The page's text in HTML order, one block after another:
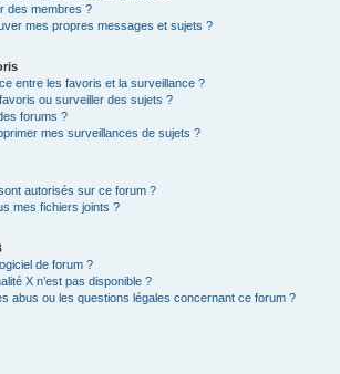
des membres ?
mes propres messages et sujets ?
entre les favoris et la surveillance ?
ou surveiller des sujets ?
forums ?
mes surveillances de sujets ?
autorisés sur ce forum ?
mes fichiers joints ?
de forum ?
X n’est pas disponible ?
abus ou les questions légales concernant ce forum ?